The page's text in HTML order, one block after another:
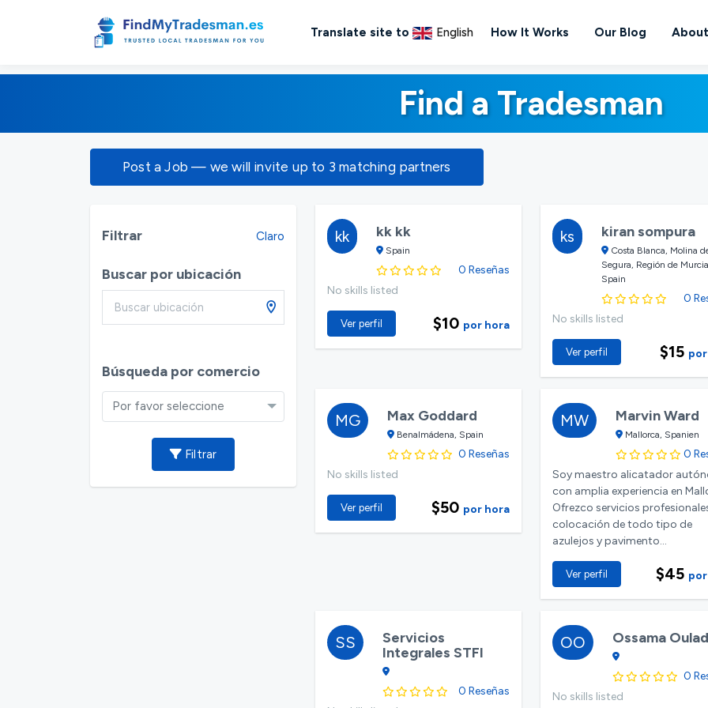
Translate site to English How It Works Our Blog
Find a Tradesman
Post a Job — we will invite up to 3 matching partners
Filtrar Claro
Buscar por ubicación
Búsqueda por comercio
Por favor seleccione
Filtrar
kk kk kk
Spain
0 Reseñas
No skills listed
Ver perfil $10 por hora
ks kiran sompura
Costa Blanca, Molina
Segura, Región de
Spain
0
No skills listed
Ver perfil $15
MG Max Goddard
Benalmádena, Spain
0 Reseñas
No skills listed
Ver perfil $50 por hora
MW Marvin Ward
Mallorca, Spanien
0
Soy maestro alicatador
con amplia experiencia en
Ofrezco servicios
colocación de todo tipo de
azulejos y pavimento...
Ver perfil $45
SS
Servicios
Integrales STFI
0 Reseñas
OO Ossama Oulad
0
No skills listed